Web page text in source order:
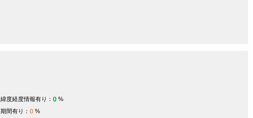
緯度経度情報有り： 0 %
期間有り： 0 %